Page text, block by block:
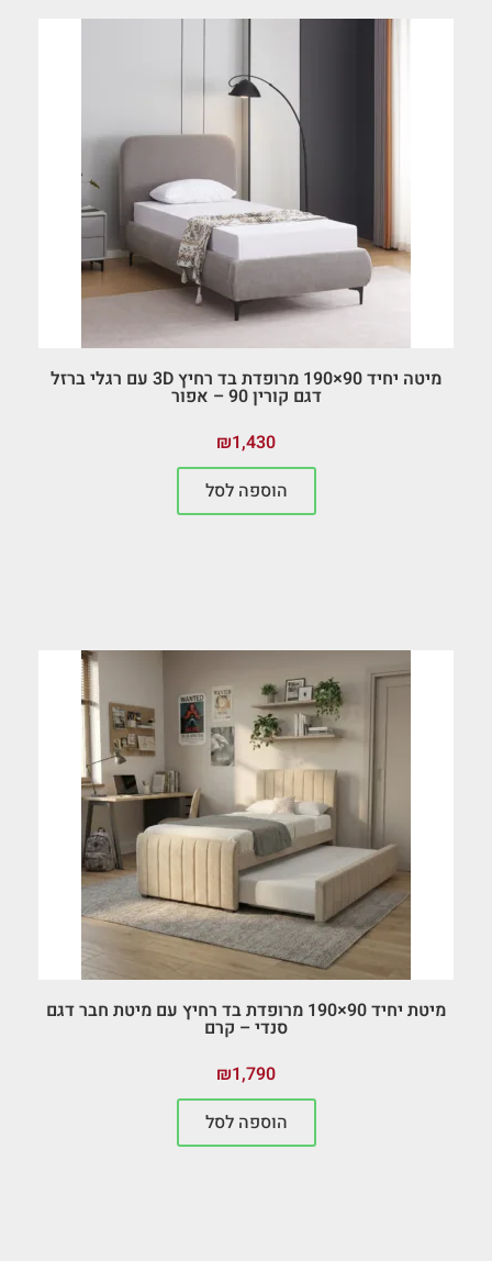
מיטה יחיד 90×190 מרופדת בד רחיץ 3D עם רגלי ברזל
דגם קורין 90 – אפור
₪1,430
הוספה לסל
מיטת יחיד 90×190 מרופדת בד רחיץ עם מיטת חבר דגם
סנדי – קרם
₪1,790
הוספה לסל